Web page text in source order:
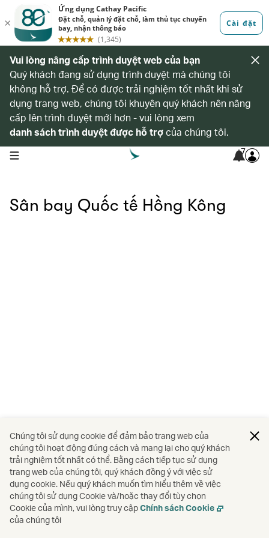
Vui lòng nâng cấp trình duyệt web của bạn
Quý khách đang sử dụng trình duyệt mà chúng tôi
không hỗ trợ. Để có được trải nghiệm tốt nhất khi sử
dụng trang web, chúng tôi khuyên quý khách nên nâng
cấp lên trình duyệt mới hơn - vui lòng xem
danh sách trình duyệt được hỗ trợcủa chúng tôi.
open navigation menu 7
Sân bay Quốc tế Hồng Kông
Chúng tôi sử dụng cookie để đảm bảo trang web của
chúng tôi hoạt động đúng cách và mang lại cho quý khách
trải nghiệm tốt nhất có thể. Bằng cách tiếp tục sử dụng
trang web của chúng tôi, quý khách đồng ý với việc sử
dụng cookie. Nếu quý khách muốn tìm hiểu thêm về việc
chúng tôi sử dụng Cookie và/hoặc thay đổi tùy chọn
Cookie của mình, vui lòng truy cậpChính sách Cookie
của chúng tôi